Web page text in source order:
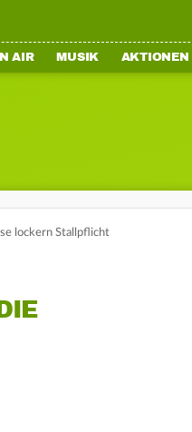
AIR MUSIK AKTIONEN
lockern Stallpflicht